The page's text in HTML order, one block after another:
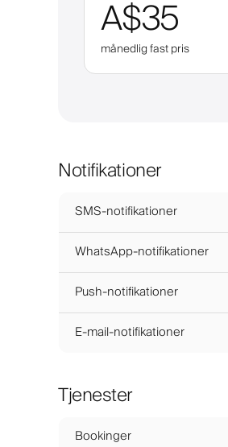
A$35
månedlig fast pris
Notifikationer
SMS-notifikationer
WhatsApp-notifikationer
Push-notifikationer
E-mail-notifikationer
Tjenester
Bookinger